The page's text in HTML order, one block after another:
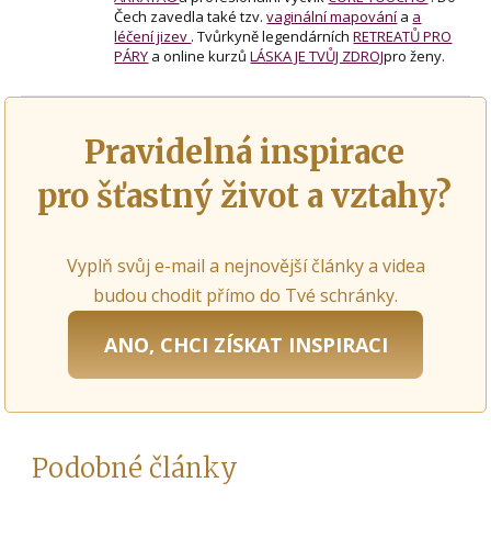
Čech zavedla také tzv.vaginální mapování a a
léčení jizev . Tvůrkyně legendárníchRETREATŮ PRO
PÁRY a online kurzůLÁSKA JE TVŮJ ZDROJpro ženy.
Pravidelná inspirace
pro šťastný život a vztahy?
Vyplň svůj e-mail a nejnovější články a videa
budou chodit přímo do Tvé schránky.
ANO, CHCI ZÍSKAT INSPIRACI
Podobné články